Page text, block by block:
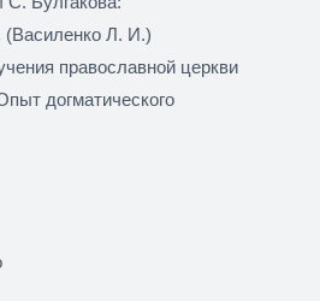
(Василенко Л. И.)
православной церкви
догматического